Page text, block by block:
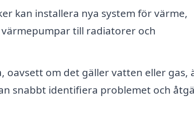
kan installera nya system för värme,
till radiatorer och
oavsett om det gäller vatten eller gas,
snabbt identifiera problemet och